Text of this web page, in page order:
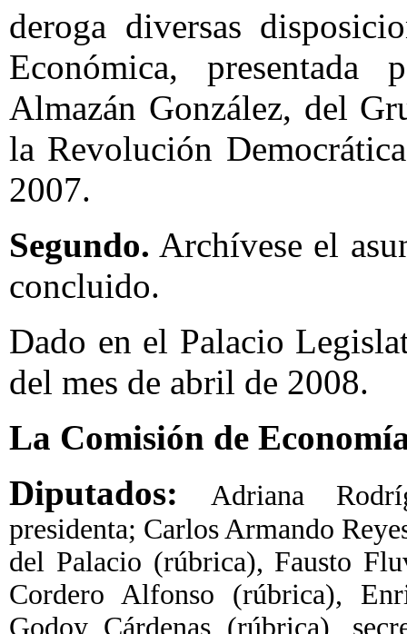
deroga diversas
Económica,
Almazán González, del
la Revolución
2007.
Segundo. Archívese el
concluido.
Dado en el Palacio
del mes de abril de 2008.
La Comisión de
Diputados:
Adriana
presidenta; Carlos Armando
del Palacio (rúbrica), Fausto
Cordero Alfonso (rúbrica),
Godoy Cárdenas (rúbrica),